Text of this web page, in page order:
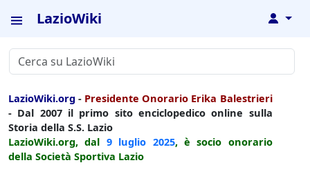
LazioWiki ↓
LazioWiki.org - Presidente Onorario Erika Balestrieri
- Dal 2007 il primo sito enciclopedico online sulla
Storia della S.S. Lazio
LazioWiki.org, dal 9 luglio 2025, è socio onorario
della Società Sportiva Lazio